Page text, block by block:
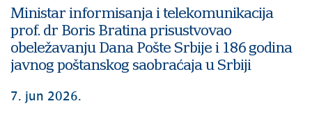
Konkursi iz oblasti informacionog društva
Ministar informisanja i telekomunikacija
prof. dr Boris Bratina prisustvovao
obeležavanju Dana Pošte Srbije i 186 godina
javnog poštanskog saobraćaja u Srbiji
7. jun 2026.